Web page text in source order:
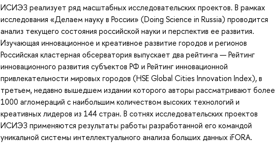
ИСИЭЗ реализует ряд масштабных исследовательских проектов. В рамках
исследования «Делаем науку в России» (Doing Science in Russia) проводится
анализ текущего состояния российской науки и перспектив ее развития.
Изучающая инновационное и креативное развитие городов и регионов
Российская кластерная обсерватория выпускает два рейтинга — Рейтинг
инновационного развития субъектов РФ и Рейтинг инновационной
привлекательности мировых городов (HSE Global Cities Innovation Index), в
третьем, недавно вышедшем издании которого авторы рассматривают более
1000 агломераций с наибольшим количеством высоких технологий и
креативных лидеров из 144 стран. В сотнях исследовательских проектов
ИСИЭЗ применяются результаты работы разработанной его командой
уникальной системы интеллектуального анализа больших данных iFORA.